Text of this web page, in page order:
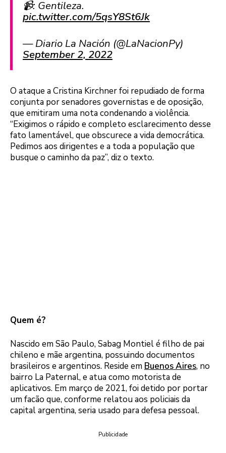
📹: Gentileza.
pic.twitter.com/5qsY8St6Jk
— Diario La Nación (@LaNacionPy)
September 2, 2022
O ataque a Cristina Kirchner foi repudiado de forma
conjunta por senadores governistas e de oposição,
que emitiram uma nota condenando a violência.
“Exigimos o rápido e completo esclarecimento desse
fato lamentável, que obscurece a vida democrática.
Pedimos aos dirigentes e a toda a população que
busque o caminho da paz”, diz o texto.
Quem é?
Nascido em São Paulo, Sabag Montiel é filho de pai
chileno e mãe argentina, possuindo documentos
brasileiros e argentinos. Reside em Buenos Aires, no
bairro La Paternal, e atua como motorista de
aplicativos. Em março de 2021, foi detido por portar
um facão que, conforme relatou aos policiais da
capital argentina, seria usado para defesa pessoal.
Publicidade